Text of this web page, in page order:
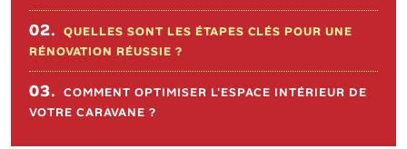
02. QUELLES SONT LES ÉTAPES CLÉS POUR UNE
RÉNOVATION RÉUSSIE ?
03. COMMENT OPTIMISER L'ESPACE INTÉRIEUR DE
VOTRE CARAVANE ?